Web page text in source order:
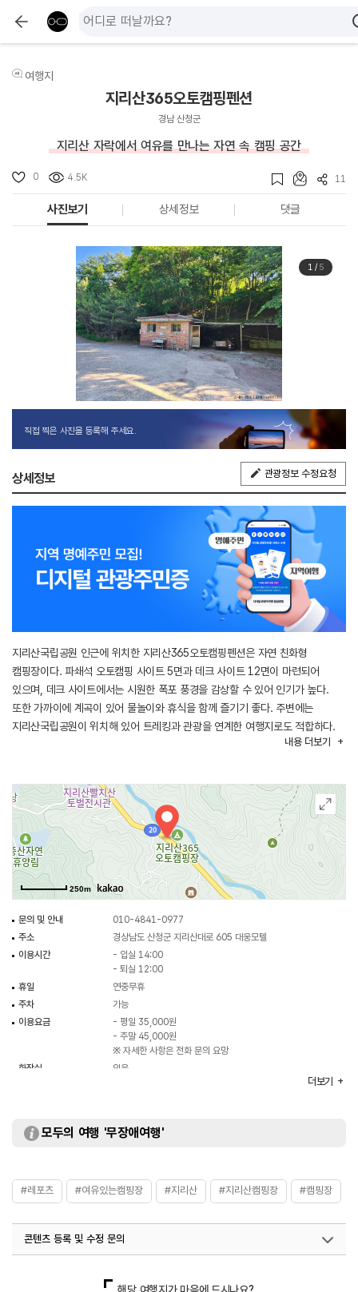
여행지
지리산365오토캠핑펜션
경남 산청군
지리산 자락에서 여유를 만나는 자연 속 캠핑 공간
0 4.5K 11
사진보기 상세정보 댓글
1/ 5
직접 찍은 사진을 등록해 주세요.
상세정보 관광정보 수정요청
지리산국립공원 인근에 위치한 지리산365오토캠핑펜션은 자연 친화형
캠핑장이다. 파쇄석 오토캠핑 사이트 5면과 데크 사이트 12면이 마련되어
있으며, 데크 사이트에서는 시원한 폭포 풍경을 감상할 수 있어 인기가 높다.
또한 가까이에 계곡이 있어 물놀이와 휴식을 함께 즐기기 좋다. 주변에는
지리산국립공원이 위치해 있어 트레킹과 관광을 연계한 여행지로도 적합하다.
내용 더보기
250m
문의 및 안내
010-4841-0977
주소
경상남도 산청군 지리산대로 605 대웅모텔
이용시간
- 입실 14:00
- 퇴실 12:00
휴일
연중무휴
주차
가능
이용요금
- 평일 35,000원
- 주말 45,000원
※ 자세한 사항은 전화 문의 요망
화장실
있음
더보기
모두의 여행 '무장애여행'
#레포츠 #여유있는캠핑장 #지리산 #지리산캠핑장 #캠핑장
콘텐츠 등록 및 수정 문의